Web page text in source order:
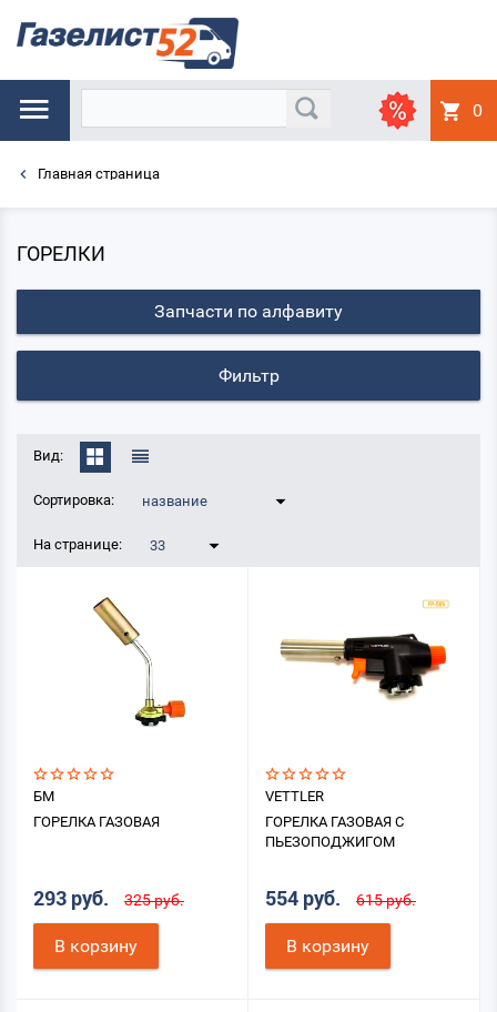
0
Главная страница
ГОРЕЛКИ
Запчасти по алфавиту
Фильтр
Вид:
Сортировка: название
На странице: 33
БМ
ГОРЕЛКА ГАЗОВАЯ
293 руб. 325 руб.
В корзину
VETTLER
ГОРЕЛКА ГАЗОВАЯ С
ПЬЕЗОПОДЖИГОМ
554 руб. 615 руб.
В корзину